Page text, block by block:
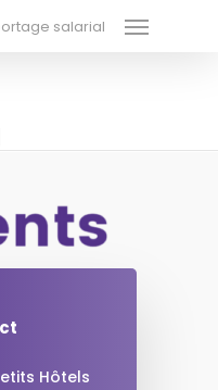
salarial Menu
Hôtels